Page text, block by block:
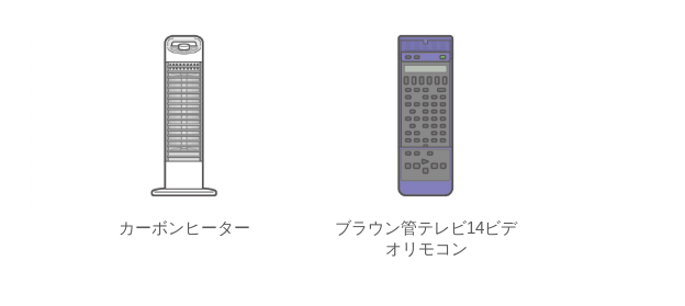
カーボンヒーター
ブラウン管テレビ14ビデ
オリモコン